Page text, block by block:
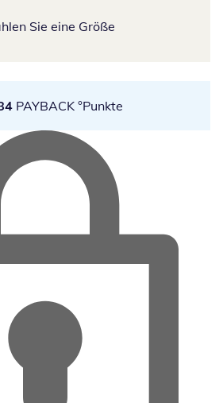
Sie eine Größe
PAYBACK °Punkte